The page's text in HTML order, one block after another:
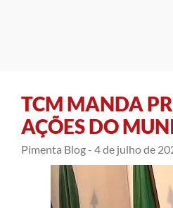
TCM MANDA
AÇÕES DO
Pimenta Blog - 4 de julho de